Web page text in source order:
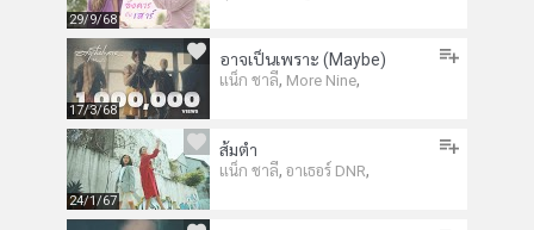
29/9/68
อาจเป็นเพราะ (Maybe)
แน็ก ชาลี, More Nine,
17/3/68
ส้มตำ
แน็ก ชาลี, อาเธอร์ DNR,
24/1/67